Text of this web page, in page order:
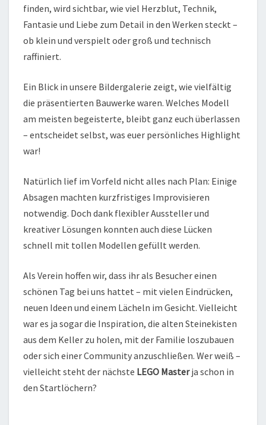
finden, wird sichtbar, wie viel Herzblut, Technik,
Fantasie und Liebe zum Detail in den Werken steckt –
ob klein und verspielt oder groß und technisch
raffiniert.
Ein Blick in unsere Bildergalerie zeigt, wie vielfältig
die präsentierten Bauwerke waren. Welches Modell
am meisten begeisterte, bleibt ganz euch überlassen
– entscheidet selbst, was euer persönliches Highlight
war!
Natürlich lief im Vorfeld nicht alles nach Plan: Einige
Absagen machten kurzfristiges Improvisieren
notwendig. Doch dank flexibler Aussteller und
kreativer Lösungen konnten auch diese Lücken
schnell mit tollen Modellen gefüllt werden.
Als Verein hoffen wir, dass ihr als Besucher einen
schönen Tag bei uns hattet – mit vielen Eindrücken,
neuen Ideen und einem Lächeln im Gesicht. Vielleicht
war es ja sogar die Inspiration, die alten Steinekisten
aus dem Keller zu holen, mit der Familie loszubauen
oder sich einer Community anzuschließen. Wer weiß –
vielleicht steht der nächste LEGO Masterja schon in
den Startlöchern?